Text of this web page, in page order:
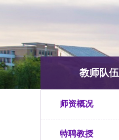
教师队伍
师资概况
特聘教授